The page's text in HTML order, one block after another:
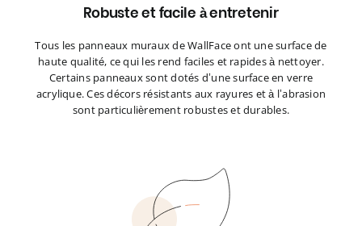
Robuste et facile à entretenir
Tous les panneaux muraux de WallFace ont une surface de
haute qualité, ce qui les rend faciles et rapides à nettoyer.
Certains panneaux sont dotés d’une surface en verre
acrylique. Ces décors résistants aux rayures et à l’abrasion
sont particulièrement robustes et durables.